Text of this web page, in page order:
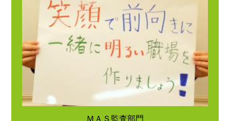
ＭＡＳ監査部門